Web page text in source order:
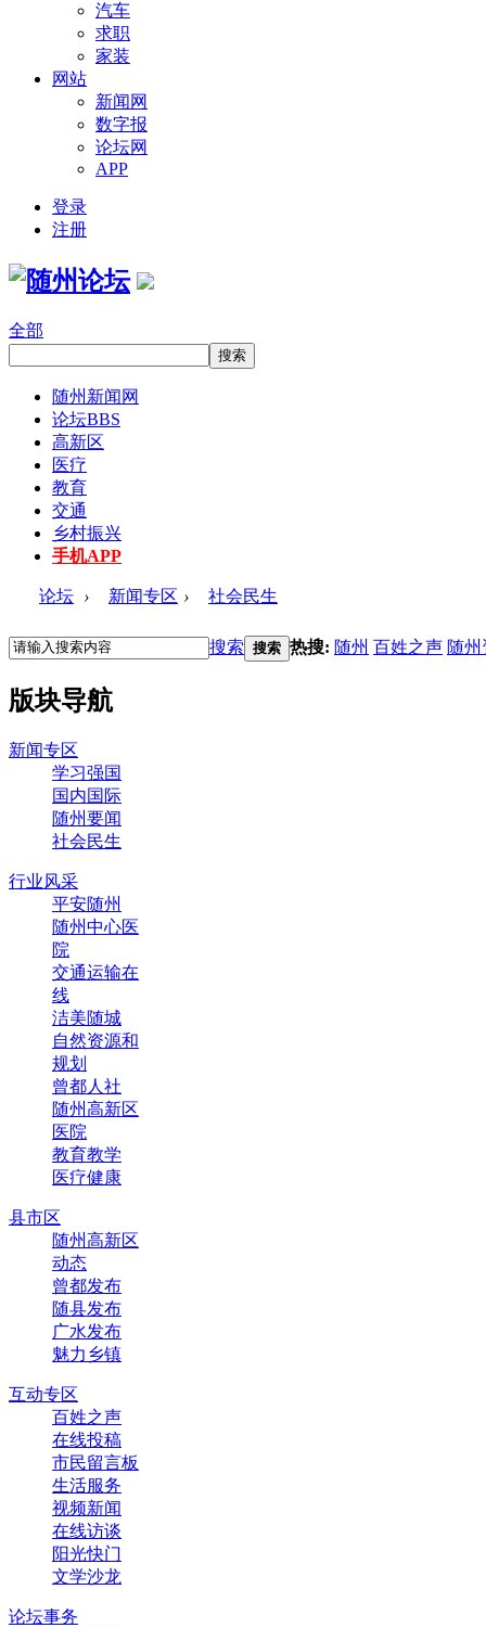
汽车
求职
家装
网站
新闻网
数字报
论坛网
APP
登录
注册
全部
随州新闻网
论坛BBS
高新区
医疗
教育
交通
乡村振兴
手机APP
论坛 › 新闻专区 › 社会民生
搜索 搜索 热搜: 随州 百姓之声 随
版块导航
新闻专区
学习强国
国内国际
随州要闻
社会民生
行业风采
平安随州
随州中心医
院
交通运输在
线
洁美随城
自然资源和
规划
曾都人社
随州高新区
医院
教育教学
医疗健康
县市区
随州高新区
动态
曾都发布
随县发布
广水发布
魅力乡镇
互动专区
百姓之声
在线投稿
市民留言板
生活服务
视频新闻
在线访谈
阳光快门
文学沙龙
论坛事务